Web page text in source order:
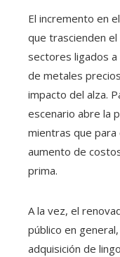
El incremento en
que trascienden
sectores ligados a
de metales
impacto del alza.
escenario abre la
mientras que
aumento de
prima.
A la vez, el
público en
adquisición de